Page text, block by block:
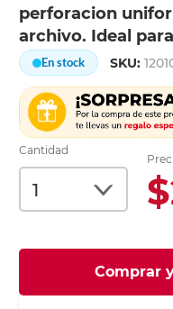
perforacion
archivo. Ideal
En stock SKU:
Cantidad
Comprar